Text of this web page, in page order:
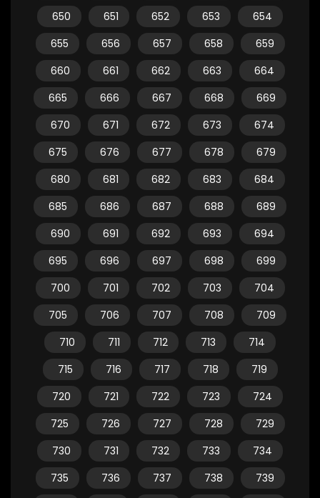
650
651 652 653
654
655
656 657 658
659
660
661 662 663
664
665
666 667 668
669
670
671 672 673
674
675
676 677 678
679
680
681 682 683
684
685
686 687 688
689
690
691 692 693
694
695
696 697 698
699
700
701 702 703
704
705
706 707 708
709
710
711 712 713
714
715
716 717 718
719
720
721 722 723
724
725
726 727 728
729
730
731 732 733
734
735
736 737 738
739